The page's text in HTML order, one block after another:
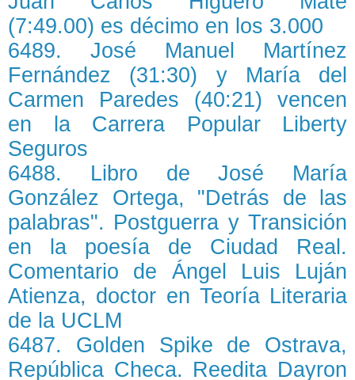
(7:49.00) es décimo en los 3.000
6489. José Manuel Martínez
Fernández (31:30) y María del
Carmen Paredes (40:21) vencen
en la Carrera Popular Liberty
Seguros
6488. Libro de José María
González Ortega, "Detrás de las
palabras". Postguerra y Transición
en la poesía de Ciudad Real.
Comentario de Ángel Luis Luján
Atienza, doctor en Teoría Literaria
de la UCLM
6487. Golden Spike de Ostrava,
República Checa. Reedita Dayron